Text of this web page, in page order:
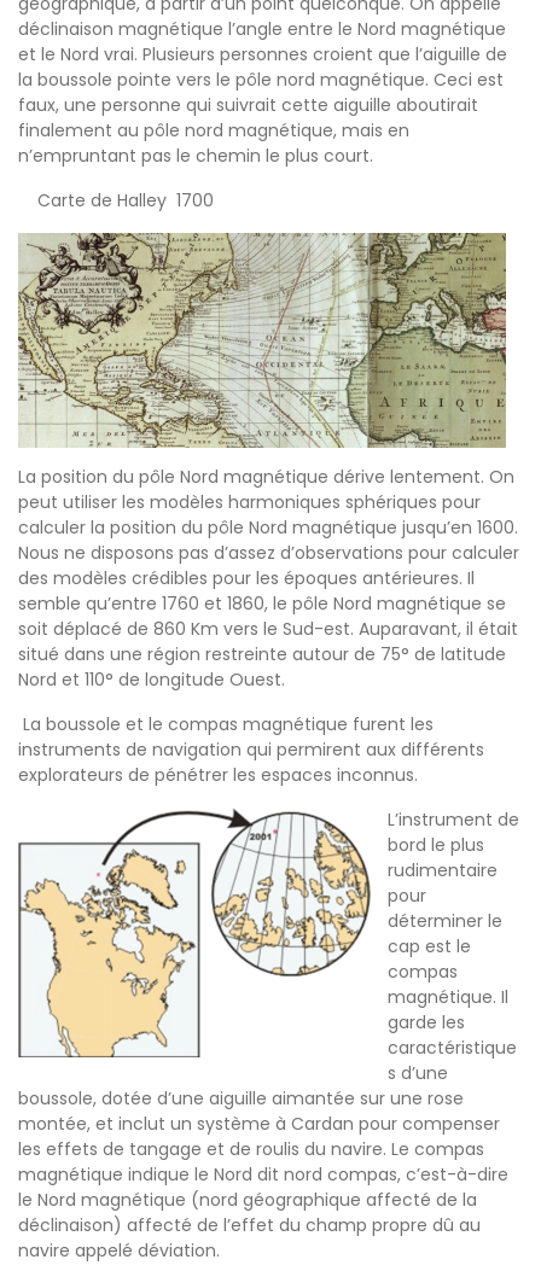
déclinaison magnétique l’angle entre le Nord magnétique
et le Nord vrai. Plusieurs personnes croient que l’aiguille de
la boussole pointe vers le pôle nord magnétique. Ceci est
faux, une personne qui suivrait cette aiguille aboutirait
finalement au pôle nord magnétique, mais en
n’empruntant pas le chemin le plus court.
Carte de Halley 1700
La position du pôle Nord magnétique dérive lentement. On
peut utiliser les modèles harmoniques sphériques pour
calculer la position du pôle Nord magnétique jusqu’en 1600.
Nous ne disposons pas d’assez d’observations pour calculer
des modèles crédibles pour les époques antérieures. Il
semble qu’entre 1760 et 1860, le pôle Nord magnétique se
soit déplacé de 860 Km vers le Sud-est. Auparavant, il était
situé dans une région restreinte autour de 75° de latitude
Nord et 110° de longitude Ouest.
La boussole et le compas magnétique furent les
instruments de navigation qui permirent aux différents
explorateurs de pénétrer les espaces inconnus.
L’instrument de
bord le plus
rudimentaire
pour
déterminer le
cap est le
compas
magnétique. Il
garde les
caractéristique
s d’une
boussole, dotée d’une aiguille aimantée sur une rose
montée, et inclut un système à Cardan pour compenser
les effets de tangage et de roulis du navire. Le compas
magnétique indique le Nord dit nord compas, c’est-à-dire
le Nord magnétique (nord géographique affecté de la
déclinaison) affecté de l’effet du champ propre dû au
navire appelé déviation.